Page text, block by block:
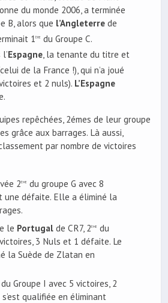
du monde 2006, a terminée
B, alors que l’Angleterrede
1ère du Groupe C.
Espagne, la tenante du titre et
de la France !), qui n’a joué
et 2 nuls). L’Espagne
repêchées, 2émes de leur groupe
grâce aux barrages. Là aussi,
par nombre de victoires
2ème du groupe G avec 8
une défaite. Elle a éliminé la
le Portugalde CR7, 2ème du
3 Nuls et 1 défaite. Le
la Suède de Zlatan en
Groupe I avec 5 victoires, 2
qualifiée en éliminant